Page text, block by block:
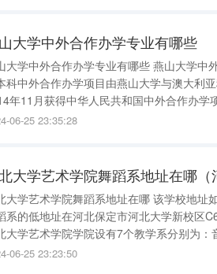
大学中外合作办学专业有哪些
外合作办学专业有哪些 燕山大学中外合作办学专业有哪些如下： 燕山大学工业工程专
科中外合作办学项目由燕山大学与澳大利
11月获得中华人民共和国中外合作办学项目批准书。 本项目共享燕
专业教师都具有教授和博硕士学位以及国
06-25 23:35:28
大学艺术学院舞蹈系地址在哪（
术学院舞蹈系地址在哪 该学校地址如下： 根据查询百度地图显示，河北大学艺术学院
系的低地址在河北保定市河北大学新校区
大学艺术学院学院设有7个教学系分别为
北大学艺术学院是几本 河北大学艺术学院是二本。 河北大学艺术学院是河北
06-25 23:23:50